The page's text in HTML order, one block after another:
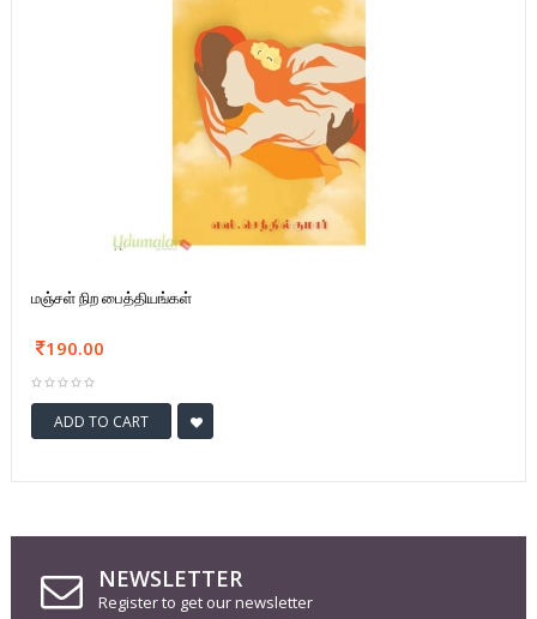
மஞ்சள் நிற பைத்தியங்கள்
190.00
ADD TO CART
NEWSLETTER
Register to get our newsletter